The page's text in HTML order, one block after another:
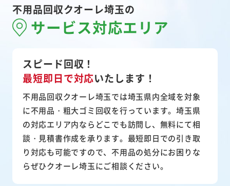
不用品回収クオーレ埼玉の
サービス対応エリア
スピード回収！
最短即日で対応いたします！
不用品回収クオーレ埼玉では埼玉県内全域を対象
に不用品・粗大ゴミ回収を行っています。埼玉県
の対応エリア内ならどこでも訪問し、無料にて相
談・見積書作成を承ります。最短即日での引き取
り対応も可能ですので、不用品の処分にお困りな
らぜひクオーレ埼玉にご相談ください。